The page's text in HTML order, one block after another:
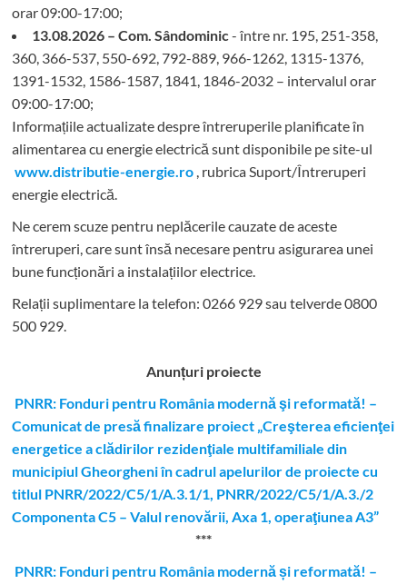
orar 09:00-17:00;
13.08.2026 – Com. Sândominic- între nr. 195, 251-358,
360, 366-537, 550-692, 792-889, 966-1262, 1315-1376,
1391-1532, 1586-1587, 1841, 1846-2032 – intervalul orar
09:00-17:00;
Informațiile actualizate despre întreruperile planificate în
alimentarea cu energie electrică sunt disponibile pe site-ul
www.distributie-energie.ro , rubrica Suport/Întreruperi
energie electrică.
Ne cerem scuze pentru neplăcerile cauzate de aceste
întreruperi, care sunt însă necesare pentru asigurarea unei
bune funcționări a instalațiilor electrice.
Relații suplimentare la telefon: 0266 929 sau telverde 0800
500 929.
Anunțuri proiecte
PNRR: Fonduri pentru România modernă şi reformată! –
Comunicat de presă finalizare proiect „Creşterea eficienţei
energetice a clădirilor rezidenţiale multifamiliale din
municipiul Gheorgheni în cadrul apelurilor de proiecte cu
titlul PNRR/2022/C5/1/A.3.1/1, PNRR/2022/C5/1/A.3./2
Componenta C5 – Valul renovării, Axa 1, operaţiunea A3”
***
PNRR: Fonduri pentru România modernă și reformată! –